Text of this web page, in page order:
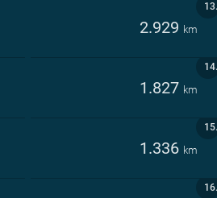
13.
2.929 km
14.
1.827 km
15.
1.336 km
16.